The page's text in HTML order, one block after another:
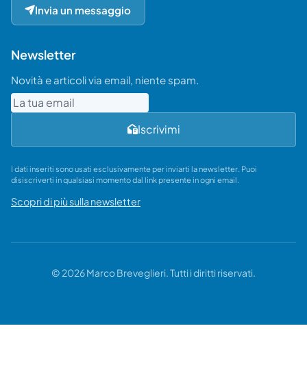
Invia un messaggio
Newsletter
Novità e articoli via email, niente spam.
Email
Iscrivimi
I dati inseriti sono usati esclusivamente per inviarti la newsletter. Puoi
disiscriverti in qualsiasi momento dal link presente in ogni email.
Scopri di più sulla newsletter
© 2026 Marco Breveglieri. Tutti i diritti riservati.